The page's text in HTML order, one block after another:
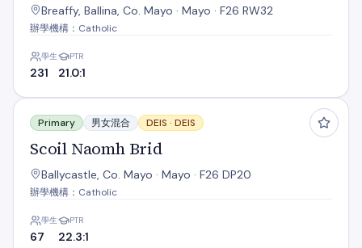
Breaffy, Ballina, Co. Mayo · Mayo · F26 RW32
辦學機構：Catholic
學生
231
PTR
21.0:1
Scoil Naomh Brid
Primary 男女混合 DEIS · DEIS
Scoil Naomh Brid
Ballycastle, Co. Mayo · Mayo · F26 DP20
辦學機構：Catholic
學生
67
PTR
22.3:1